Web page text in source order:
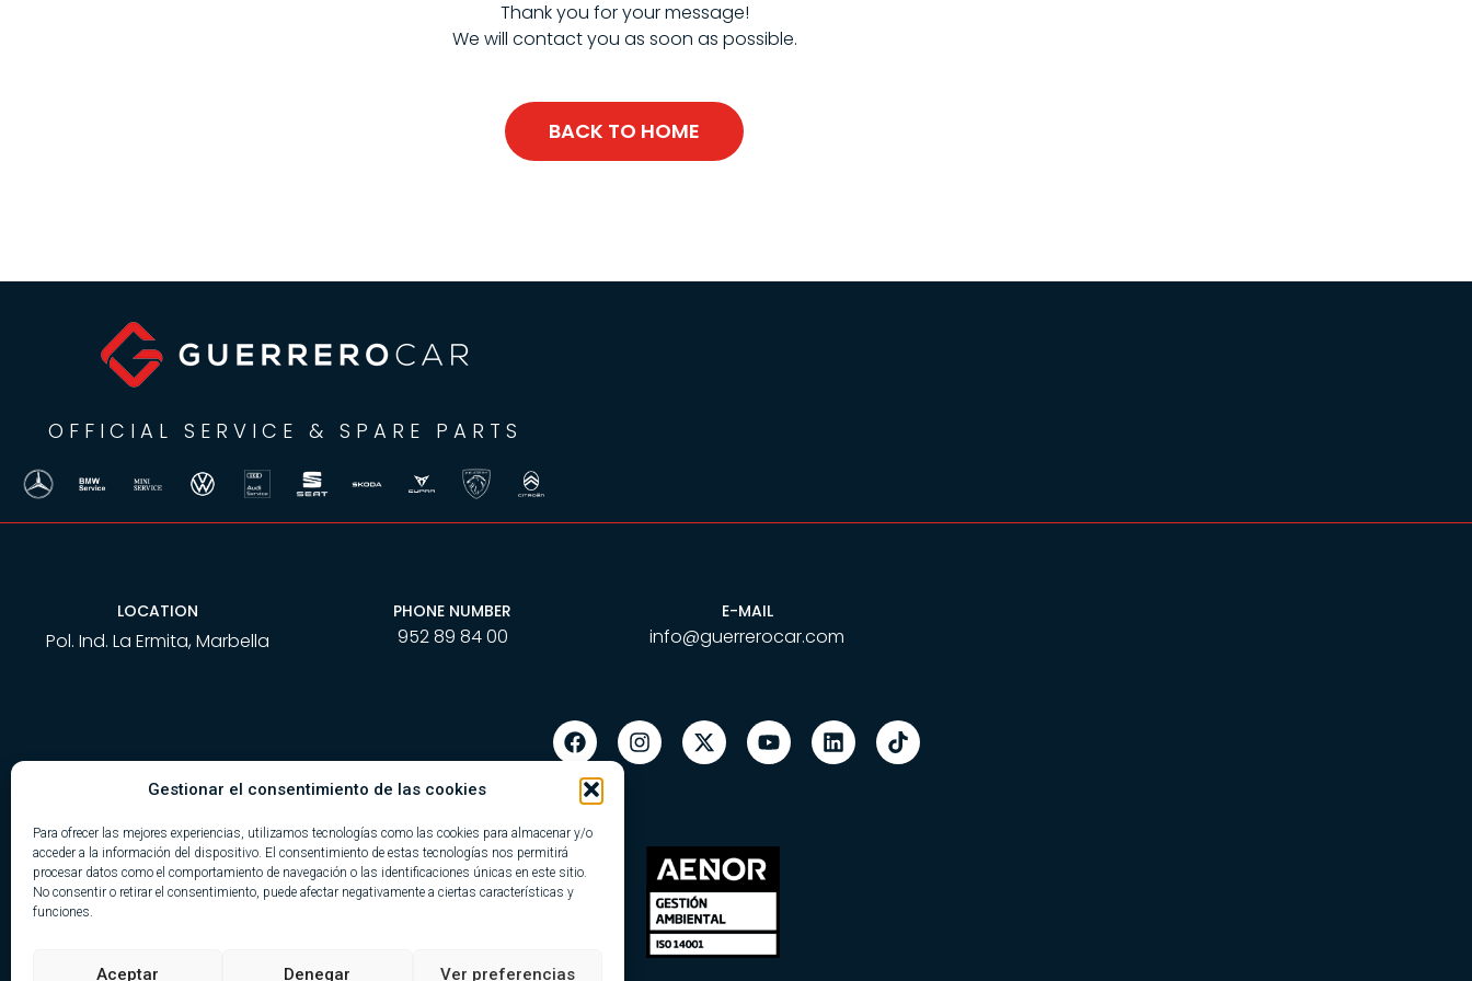
Gestionar el consentimiento de las cookies
Para ofrecer las mejores experiencias, utilizamos tecnologías como las cookies para almacenar y/o
acceder a la información del dispositivo. El consentimiento de estas tecnologías nos permitirá
procesar datos como el comportamiento de navegación o las identificaciones únicas en este sitio.
No consentir o retirar el consentimiento, puede afectar negativamente a ciertas características y
funciones.
Aceptar Denegar Ver preferencias
Thank you for your message!
We will contact you as soon as possible.
BACK TO HOME
OFFICIAL SERVICE & SPARE PARTS
LOCATION
Pol. Ind. La Ermita, Marbella
PHONE NUMBER
952 89 84 00
E-MAIL
info@guerrerocar.com